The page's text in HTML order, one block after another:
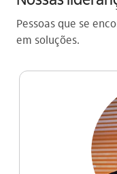
Pessoas que se
em soluções.